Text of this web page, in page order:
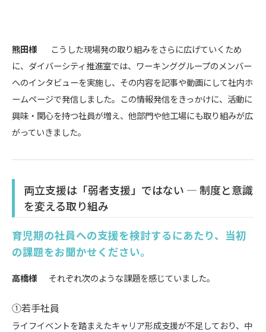
熊田様
こうした現場発の取り組みをさらに広げていくため
に、ダイバーシティ推進室では、ワーキンググループのメンバー
へのインタビューを実施し、その内容を記事や動画にして社内ホ
ームページで発信しました。この情報発信をきっかけに、活動に
興味・関心を持つ社員が増え、他部門や他工場にも取り組みが広
がっていきました。
両立支援は「弱者支援」ではない ― 制度と意識
を変える取り組み
育児期の社員への支援を検討するにあたり、当初
の課題をお聞かせください。
高橋様 それぞれ次のような課題を感じていました。
①若手社員
ライフイベントを踏まえたキャリア形成支援が不足しており、中